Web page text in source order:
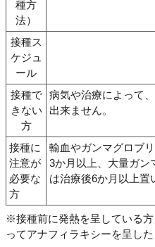
種方
法）
接種ス
ケジュ
ール
接種で
きない
方
病気や治療によって
出来ません。
接種に
注意が
必要な
方
輸血やガンマグロブ
3か月以上、大量ガン
は治療後6か月以上置
※接種前に発熱を呈している
ってアナフィラキシーを呈し